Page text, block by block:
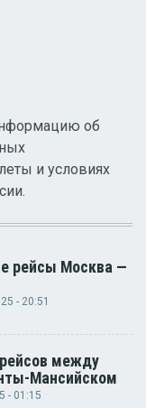
об
и условиях
рейсы Москва —
- 20:51
между
Мансийском
- 01:15